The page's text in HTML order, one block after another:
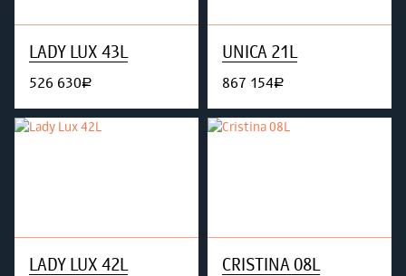
LADY LUX 43L
526 630руб.
UNICA 21L
867 154руб.
LADY LUX 42L CRISTINA 08L